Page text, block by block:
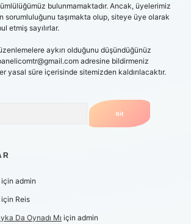
bulunmamaktadır. Ancak, üyelerimiz
sorumluluğunu taşımakta olup, siteye üye olarak
etmiş sayılırlar.
aykırı olduğunu düşündüğünüz
adresine bildirmeniz
yasal süre içerisinde sitemizden kaldırılacaktır.
için admin
için Reis
Da Oynadı Mı için admin